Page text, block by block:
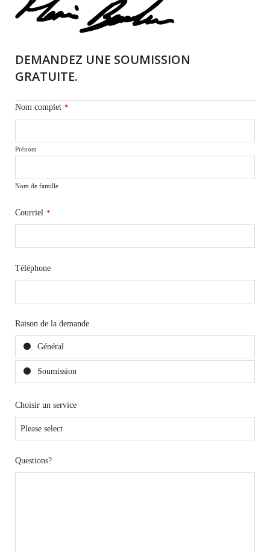
DEMANDEZ UNE SOUMISSION
GRATUITE.
Nom complet *
Prénom
Nom de famille
Courriel *
Téléphone
Raison de la demande
Général
Soumission
Choisir un service
Questions?